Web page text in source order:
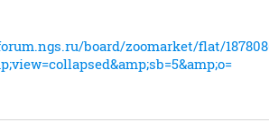
board/zoomarket/flat/